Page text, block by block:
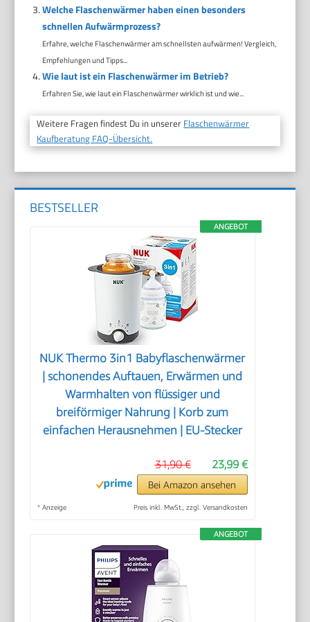
Welche Flaschenwärmer haben einen besonders
schnellen Aufwärmprozess?
Erfahre, welche Flaschenwärmer am schnellsten aufwärmen! Vergleich,
Empfehlungen und Tipps...
Wie laut ist ein Flaschenwärmer im Betrieb?
Erfahren Sie, wie laut ein Flaschenwärmer wirklich ist und wie...
Weitere Fragen findest Du in unserer Flaschenwärmer
Kaufberatung FAQ-Übersicht.
BESTSELLER
ANGEBOT
NUK Thermo 3in1 Babyflaschenwärmer
| schonendes Auftauen, Erwärmen und
Warmhalten von flüssiger und
breiförmiger Nahrung | Korb zum
einfachen Herausnehmen | EU-Stecker
23,99 €
31,90 €
Bei Amazon ansehen
* Anzeige Preis inkl. MwSt., zzgl. Versandkosten
ANGEBOT